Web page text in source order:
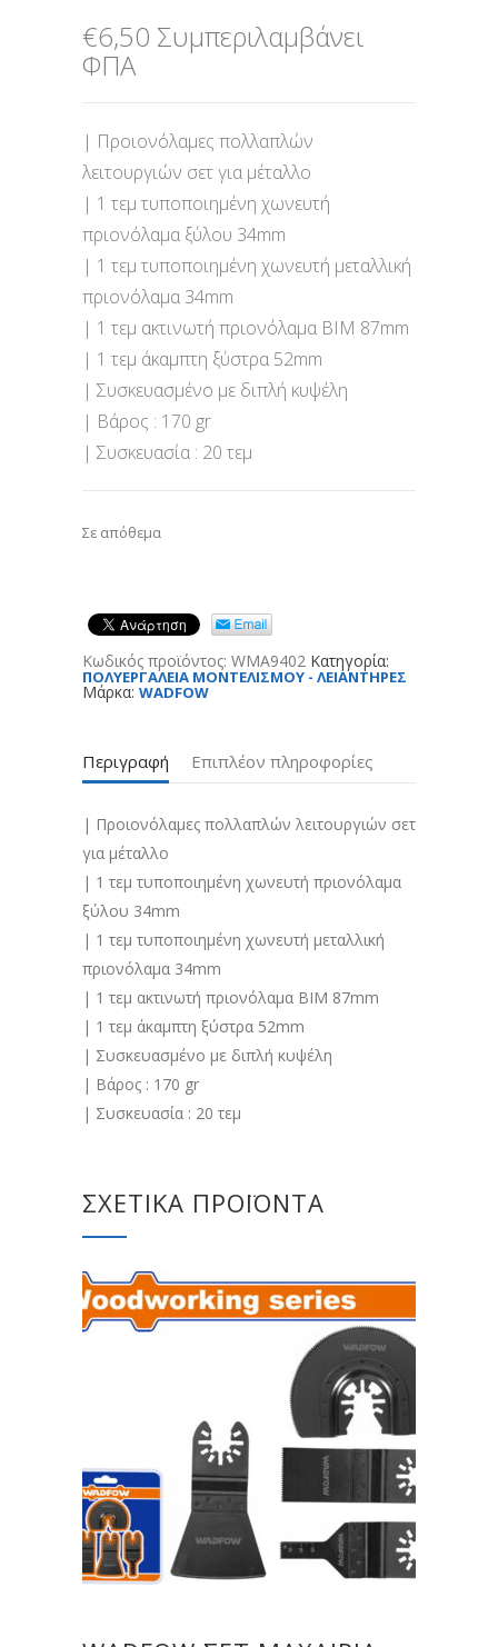
€6,50 Συμπεριλαμβάνει
ΦΠΑ
| Προιονόλαμες πολλαπλών
λειτουργιών σετ για μέταλλο
| 1 τεμ τυποποιημένη χωνευτή
πριονόλαμα ξύλου 34mm
| 1 τεμ τυποποιημένη χωνευτή μεταλλική
πριονόλαμα 34mm
| 1 τεμ ακτινωτή πριονόλαμα BIM 87mm
| 1 τεμ άκαμπτη ξύστρα 52mm
| Συσκευασμένο με διπλή κυψέλη
| Βάρος : 170 gr
| Συσκευασία : 20 τεμ
Σε απόθεμα
Κωδικός προϊόντος: WMA9402 Κατηγορία:
ΠΟΛΥΕΡΓΑΛΕΙΑ ΜΟΝΤΕΛΙΣΜΟΥ - ΛΕΙΑΝΤΗΡΕΣ
Μάρκα: WADFOW
Περιγραφή Επιπλέον πληροφορίες
| Προιονόλαμες πολλαπλών λειτουργιών σετ
για μέταλλο
| 1 τεμ τυποποιημένη χωνευτή πριονόλαμα
ξύλου 34mm
| 1 τεμ τυποποιημένη χωνευτή μεταλλική
πριονόλαμα 34mm
| 1 τεμ ακτινωτή πριονόλαμα BIM 87mm
| 1 τεμ άκαμπτη ξύστρα 52mm
| Συσκευασμένο με διπλή κυψέλη
| Βάρος : 170 gr
| Συσκευασία : 20 τεμ
ΣΧΕΤΙΚΆ ΠΡΟΪΌΝΤΑ